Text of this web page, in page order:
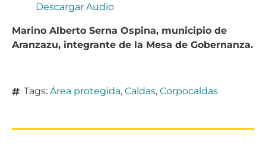
Descargar Audio
Marino Alberto Serna Ospina, municipio de
Aranzazu, integrante de la Mesa de Gobernanza.
Tags: Área protegida, Caldas, Corpocaldas